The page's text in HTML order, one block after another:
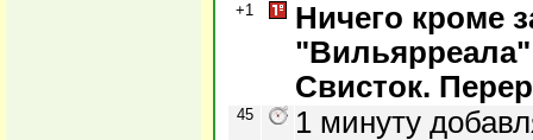
+1
Ничего кроме
Свисток.
45 1 минуту